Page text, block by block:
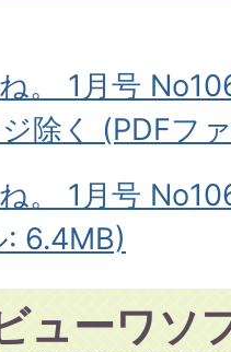
。 1月号
除く (PDFフ
。 1月号
: 6.4MB)
ューワソ